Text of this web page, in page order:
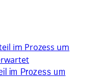
im Prozess um